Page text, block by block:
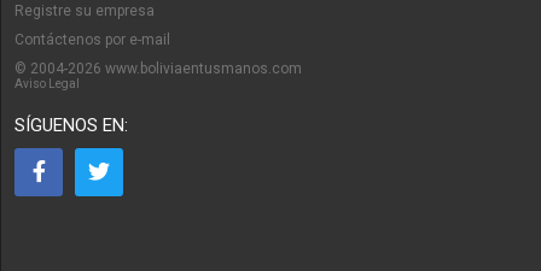
Registre su empresa
Contáctenos por e-mail
© 2004-2026 www.boliviaentusmanos.com
Aviso Legal
SÍGUENOS EN: